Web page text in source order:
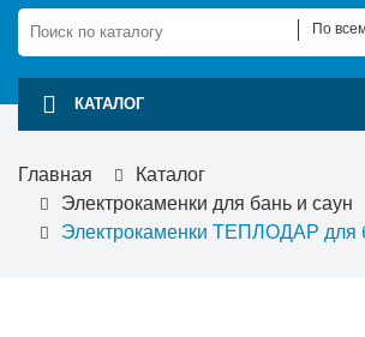
По
КАТАЛОГ
Главная
Каталог
Электрокаменки для бань и саун
Электрокаменки ТЕПЛОДАР для